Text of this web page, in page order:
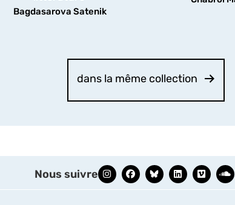
Bagdasarova Satenik
dans la même collection
Nous suivre